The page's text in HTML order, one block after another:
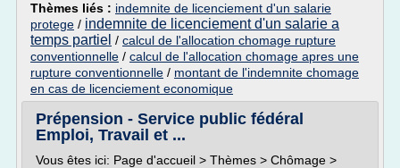
Thèmes liés : indemnite de licenciement d'un salarie
protege / indemnite de licenciement d'un salarie a
temps partiel / calcul de l'allocation chomage rupture
conventionnelle / calcul de l'allocation chomage apres une
rupture conventionnelle / montant de l'indemnite chomage
en cas de licenciement economique
Prépension - Service public fédéral
Emploi, Travail et ...
Vous êtes ici: Page d'accueil > Thèmes > Chômage >